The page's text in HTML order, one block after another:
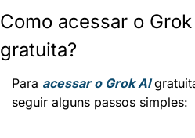
Como acessar o
gratuita?
Para acessar o Grok AI
seguir alguns passos simples: